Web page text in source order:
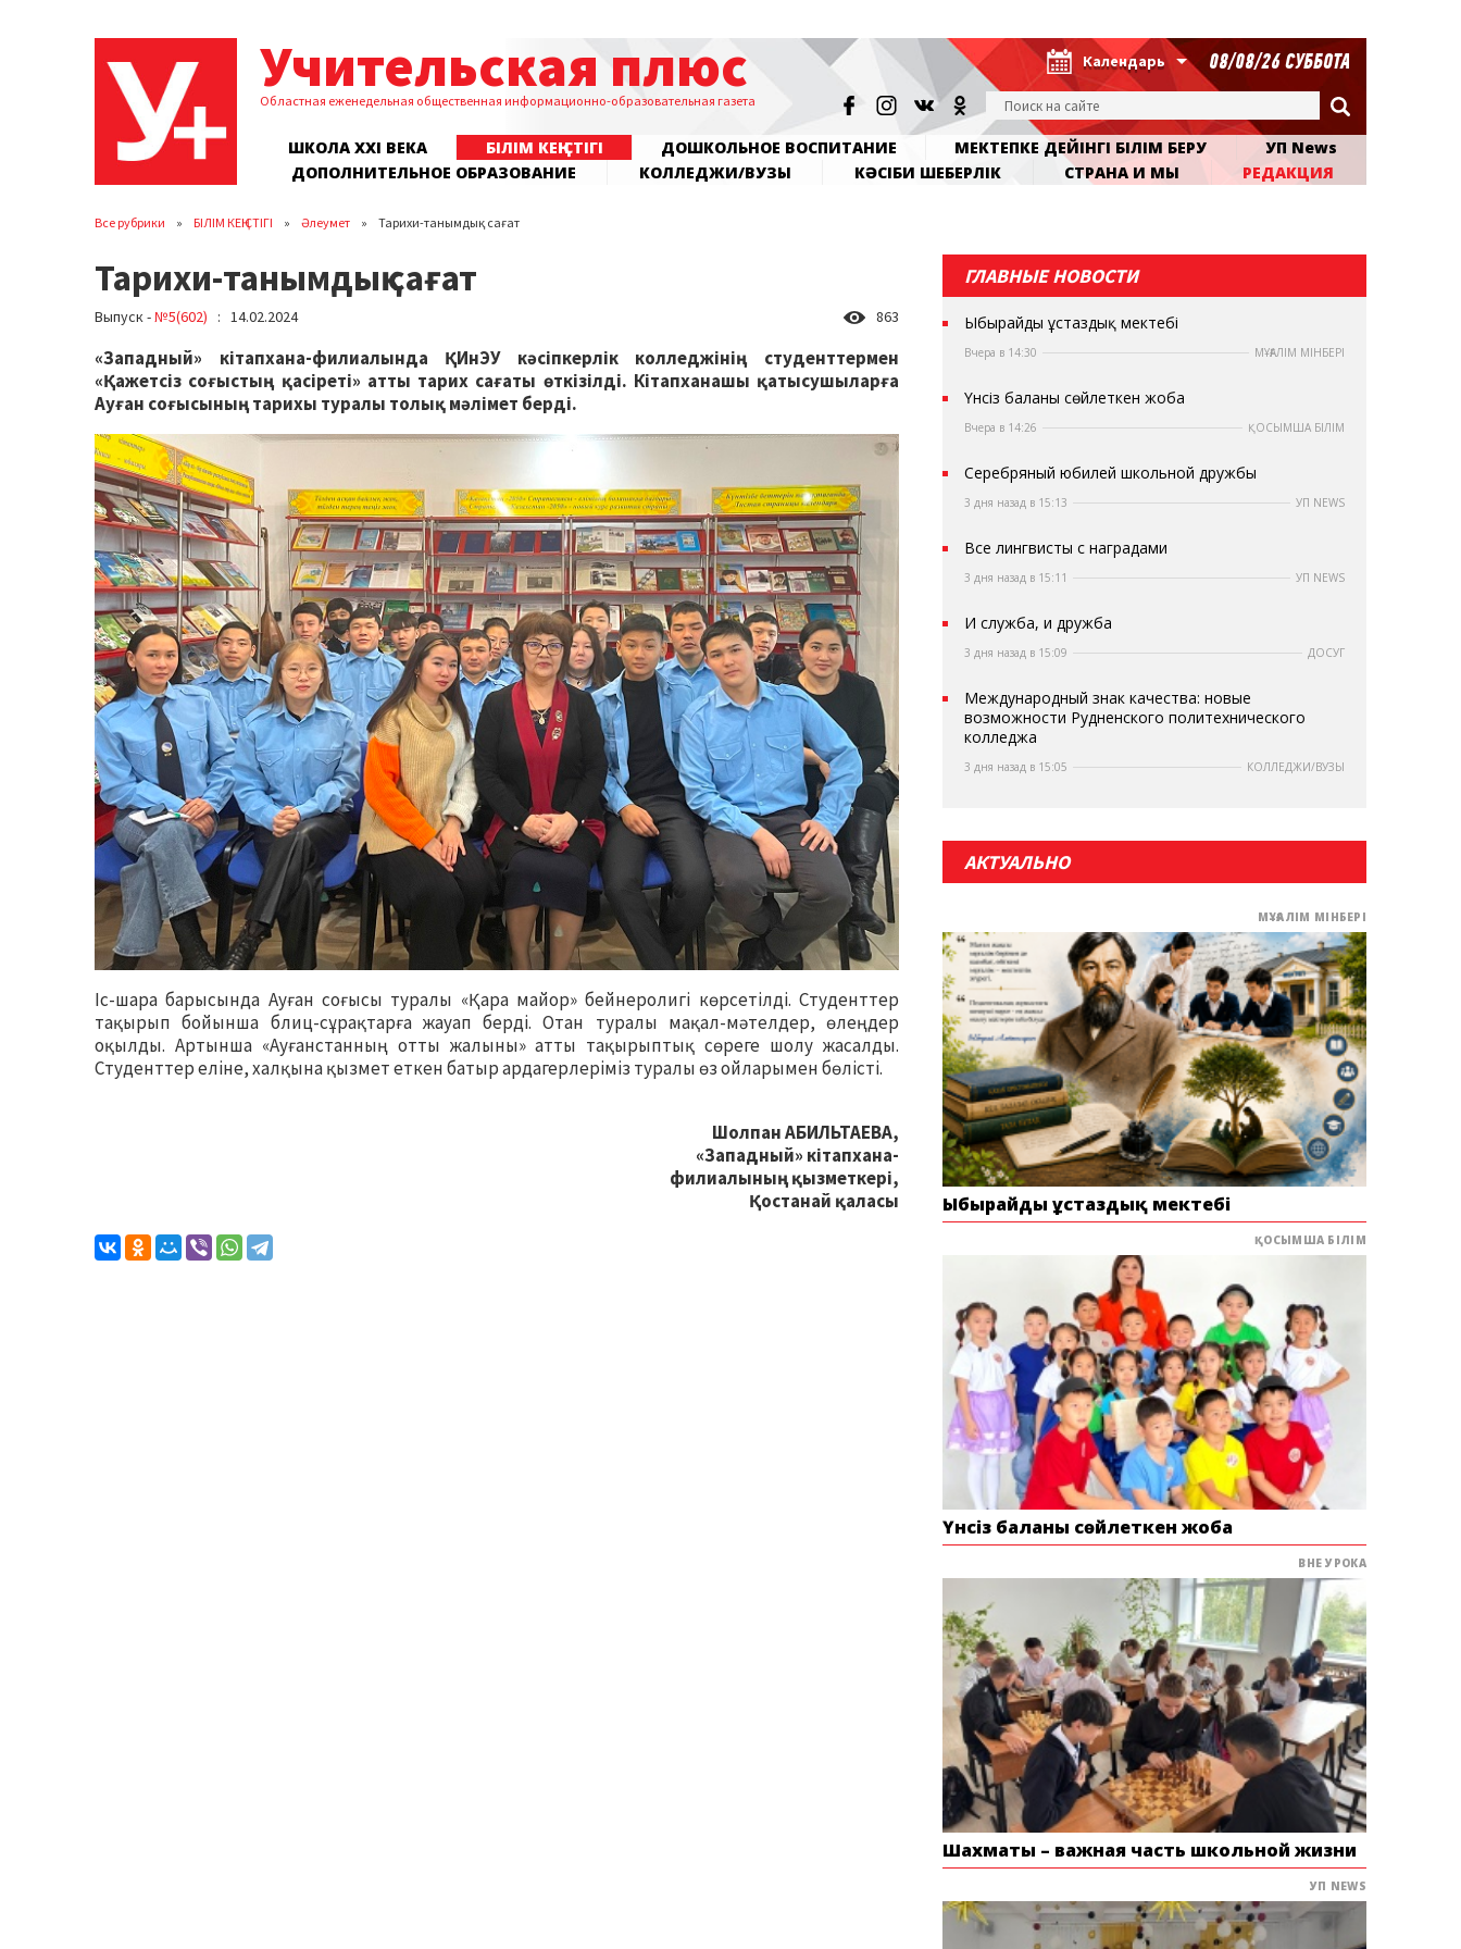
Учительская плюс
Областная еженедельная общественная информационно-образовательная газета
Календарь 08/08/26 СУББОТА
ШКОЛА XXI ВЕКА БІЛІМ КЕҢІСТІГІ ДОШКОЛЬНОЕ ВОСПИТАНИЕ МЕКТЕПКЕ ДЕЙІНГІ БІЛІМ БЕРУ
УП News
ДОПОЛНИТЕЛЬНОЕ ОБРАЗОВАНИЕ
КОЛЛЕДЖИ/ВУЗЫ КӘСІБИ ШЕБЕРЛІК СТРАНА И МЫ РЕДАКЦИЯ
Все рубрики БІЛІМ КЕҢІСТІГІ Әлеумет Тарихи-танымдық сағат
Тарихи-танымдық сағат
Выпуск -№5(602) : 14.02.2024 863
«Западный» кітапхана-филиалында ҚИнЭУ кәсіпкерлік колледжінің студенттермен
«Қажетсіз соғыстың қасіреті» атты тарих сағаты өткізілді. Кітапханашы қатысушыларға
Ауған соғысының тарихы туралы толық мәлімет берді.
Іс-шара барысында Ауған соғысы туралы «Қара майор» бейнеролигі көрсетілді. Студенттер
тақырып бойынша блиц-сұрақтарға жауап берді. Отан туралы мақал-мәтелдер, өлеңдер
оқылды. Артынша «Ауғанстанның отты жалыны» атты тақырыптық сөреге шолу жасалды.
Студенттер еліне, халқына қызмет еткен батыр ардагерлеріміз туралы өз ойларымен бөлісті.
Шолпан АБИЛЬТАЕВА,
«Западный» кітапхана-
филиалының қызметкері,
Қостанай қаласы
ГЛАВНЫЕ НОВОСТИ
Ыбырайдың ұстаздық мектебі
Вчера в 14:30 МҰҒАЛІМ МІНБЕРІ
Үнсіз баланы сөйлеткен жоба
Вчера в 14:26 ҚОСЫМША БІЛІМ
Серебряный юбилей школьной дружбы
3 дня назад в 15:13 УП NEWS
Все лингвисты с наградами
3 дня назад в 15:11 УП NEWS
И служба, и дружба
3 дня назад в 15:09 ДОСУГ
Международный знак качества: новые
возможности Рудненского политехнического
колледжа
3 дня назад в 15:05 КОЛЛЕДЖИ/ВУЗЫ
АКТУАЛЬНО
МҰҒАЛІМ МІНБЕРІ
Ыбырайдың ұстаздық мектебі
ҚОСЫМША БІЛІМ
Үнсіз баланы сөйлеткен жоба
ВНЕ УРОКА
Шахматы – важная часть школьной жизни
УП NEWS